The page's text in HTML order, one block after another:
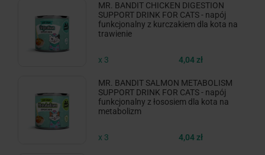
MR. BANDIT CHICKEN DIGESTION
SUPPORT DRINK FOR CATS - napój
funkcjonalny z kurczakiem dla kota na
trawienie
x 3 4,04 zł
MR. BANDIT SALMON METABOLISM
SUPPORT DRINK FOR CATS - napój
funkcjonalny z łososiem dla kota na
metabolizm
x 3 4,04 zł